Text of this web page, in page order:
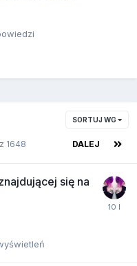
SORTUJ WG
DALEJ
1648
się na